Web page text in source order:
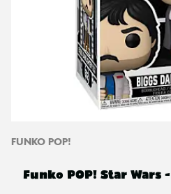
FUNKO POP!
Funko POP! Star